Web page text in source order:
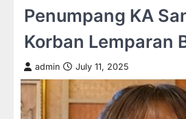
Penumpang KA
Korban Lemparan
admin July 11, 2025